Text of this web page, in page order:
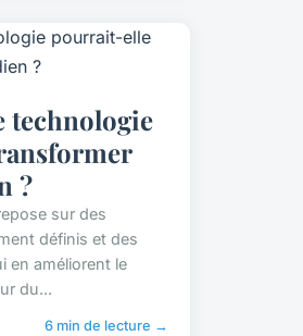
technologie
?
sur des
définis et des
en améliorent le
du...
6 min de lecture →